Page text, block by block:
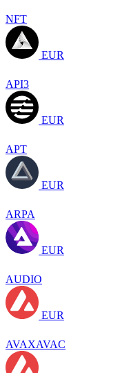
NFT
EUR
API3
EUR
APT
EUR
ARPA
EUR
AUDIO
EUR
AVAXAVAC